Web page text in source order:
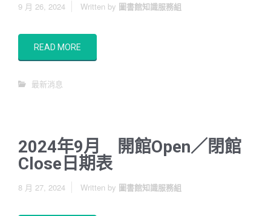
9 月 26, 2024 Written by 圖書館知識服務組
READ MORE
最新消息
2024年9月 開館Open／閉館
Close日期表
8 月 27, 2024 Written by 圖書館知識服務組